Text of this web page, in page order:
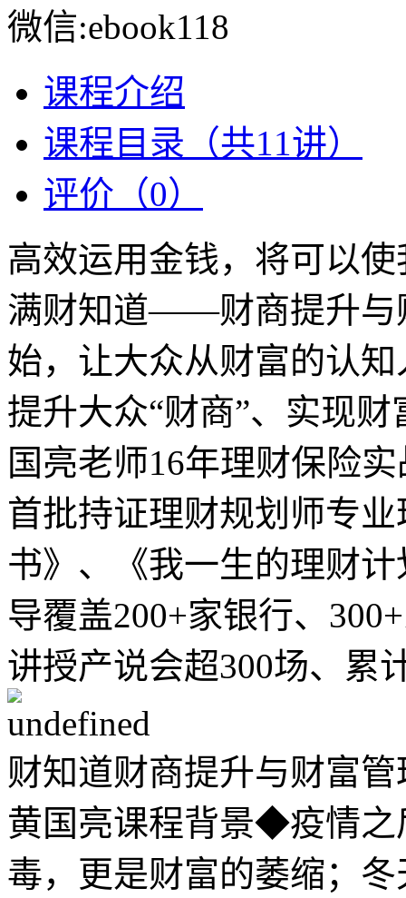
课程介绍
课程目录（共11讲）
评价（0）
高效运用金钱，将可以
满财知道——财商提升与
始，让大众从财富的认
提升大众“财商”、实现
国亮老师16年理财保险
首批持证理财规划师专
书》、《我一生的理财
导覆盖200+家银行、
讲授产说会超300场、累
财知道财商提升与财富
黄国亮课程背景◆疫情之
毒，更是财富的萎缩；